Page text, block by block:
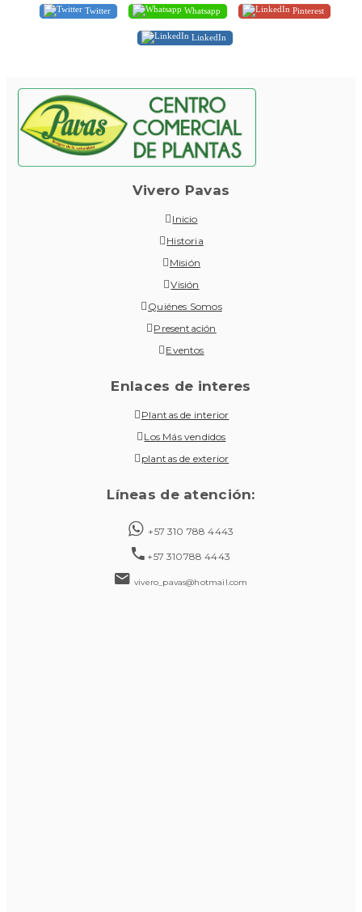
Twitter Whatsapp Pinterest
LinkedIn
Vivero Pavas
Inicio
Historia
Misión
Visión
Quiénes Somos
Presentación
Eventos
Enlaces de interes
Plantas de interior
Los Más vendidos
plantas de exterior
Líneas de atención:
+57 310 788 4443
+57 310788 4443
vivero_pavas@hotmail.com